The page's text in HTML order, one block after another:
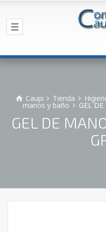
Caupi Tienda
manos y baño GEL DE
GEL DE